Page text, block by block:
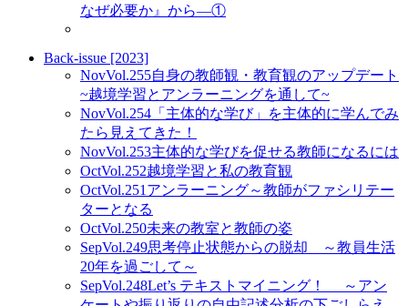
なぜ必要か』から―①
Back-issue [2023]
NovVol.255自身の教師観・教育観のアップデート
~越境学習とアンラーニングを通して~
NovVol.254 「主体的な学び」を主体的に学んでみ
たら見えてきた！
NovVol.253主体的な学びを促せる教師になるには
OctVol.252越境学習と私の教育観
OctVol.251 アンラーニング～教師がファシリテー
ターとなる
OctVol.250未来の教室と教師の姿
SepVol.249思考停止状態からの脱却 ～教員生活
20年を過ごして～
SepVol.248Let’s テキストマイニング！ ～アン